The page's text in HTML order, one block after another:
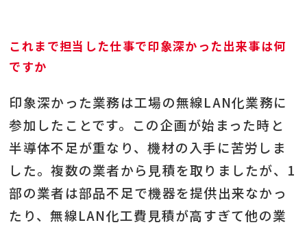
これまで担当した仕事で印象深かった出来事は何
ですか
印象深かった業務は工場の無線LAN化業務に
参加したことです。この企画が始まった時と
半導体不足が重なり、機材の入手に苦労しま
した。複数の業者から見積を取りましたが、1
部の業者は部品不足で機器を提供出来なかっ
たり、無線LAN化工費見積が高すぎて他の業